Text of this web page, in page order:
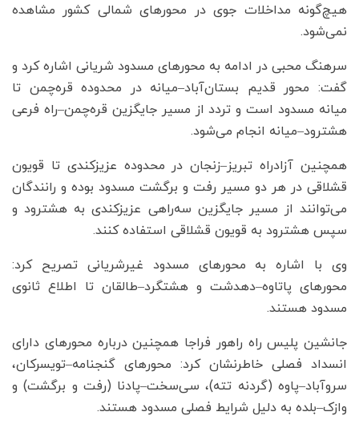
هیچ‌گونه مداخلات جوی در محورهای شمالی کشور مشاهده
نمی‌شود.
سرهنگ محبی در ادامه به محورهای مسدود شریانی اشاره کرد و
گفت: محور قدیم بستان‌آباد–میانه در محدوده قره‌چمن تا
میانه مسدود است و تردد از مسیر جایگزین قره‌چمن–راه فرعی
هشترود–میانه انجام می‌شود.
همچنین آزادراه تبریز–زنجان در محدوده عزیزکندی تا قویون
قشلاقی در هر دو مسیر رفت و برگشت مسدود بوده و رانندگان
می‌توانند از مسیر جایگزین سه‌راهی عزیزکندی به هشترود و
سپس هشترود به قویون قشلاقی استفاده کنند.
وی با اشاره به محورهای مسدود غیرشریانی تصریح کرد:
محورهای پاتاوه–دهدشت و هشتگرد–طالقان تا اطلاع ثانوی
مسدود هستند.
جانشین پلیس راه راهور فراجا همچنین درباره محورهای دارای
انسداد فصلی خاطرنشان کرد: محورهای گنجنامه–تویسرکان،
سروآباد–پاوه (گردنه تته)، سی‌سخت–پادنا (رفت و برگشت) و
وازک–بلده به دلیل شرایط فصلی مسدود هستند.